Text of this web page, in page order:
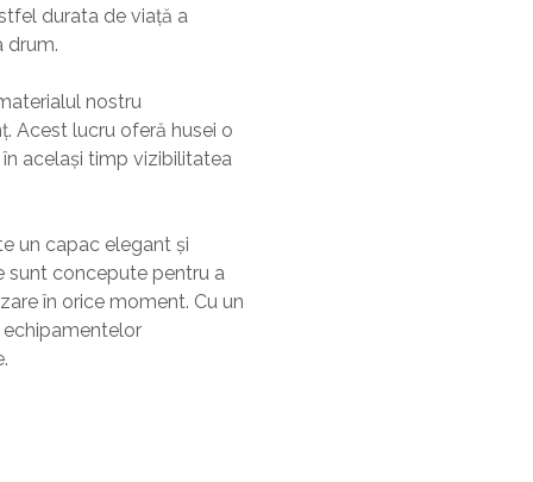
durata de viață a
drum.
nostru
Acest lucru oferă husei o
același timp vizibilitatea
un capac elegant și
sunt concepute pentru a
în orice moment. Cu un
echipamentelor